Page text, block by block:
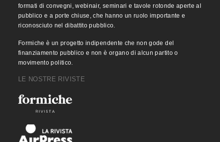
formati di convegni, webinair, seminari e tavole rotonde aperte al
pubblico e a porte chiuse, che hanno un ruolo importante e
riconosciuto nel dibattito pubblico.
Formiche è un progetto indipendente che non gode del
finanziamento pubblico e non è organo di alcun partito o
movimento politico.
LE NOSTRE RIVISTE